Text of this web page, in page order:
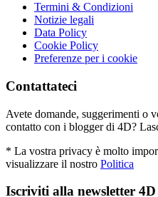
Termini & Condizioni
Notizie legali
Data Policy
Cookie Policy
Preferenze per i cookie
Contattateci
Avete domande, suggerimenti o
contatto con i blogger di 4D?
* La vostra privacy è molto
visualizzare il nostro Politica
Iscriviti alla newsletter 4D